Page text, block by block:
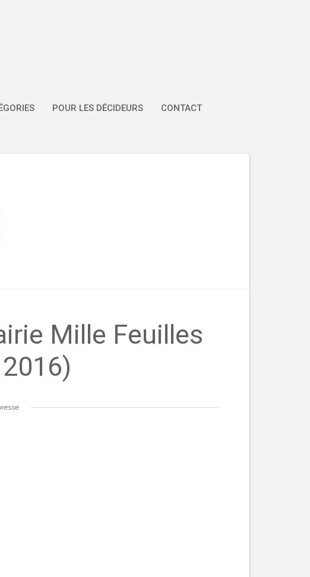
POUR LES DÉCIDEURS CONTACT
Mille Feuilles